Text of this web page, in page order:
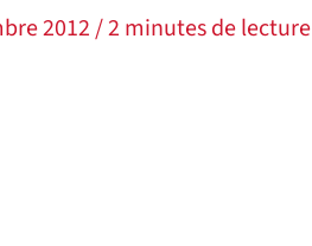
2012/2 minutes de lecture